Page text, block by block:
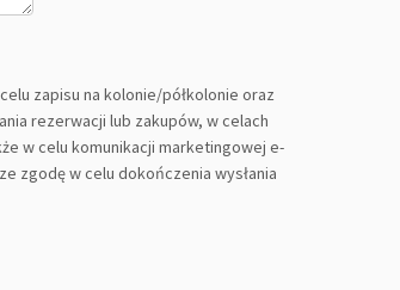
zapisu na kolonie/półkolonie oraz
rezerwacji lub zakupów, w celach
w celu komunikacji marketingowej e-
zgodę w celu dokończenia wysłania